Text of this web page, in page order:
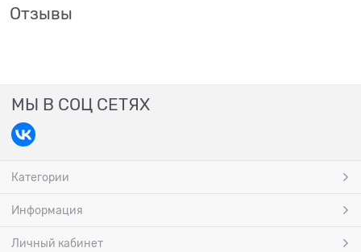
Отзывы
МЫ В СОЦ СЕТЯХ
Категории
Информация
Личный кабинет